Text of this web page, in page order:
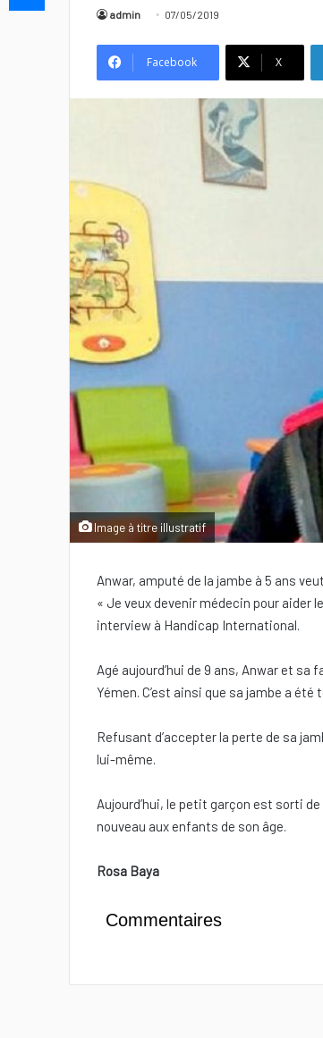
admin 07/05/2019
Facebook X
Image à titre illustratif
Anwar, amputé de la jambe à 5 ans
« Je veux devenir médecin pour aider
interview à Handicap International.
Agé aujourd’hui de 9 ans, Anwar et
Yémen. C’est ainsi que sa jambe a
Refusant d’accepter la perte de sa
lui-même.
Aujourd’hui, le petit garçon est sorti
nouveau aux enfants de son âge.
Rosa Baya
Commentaires